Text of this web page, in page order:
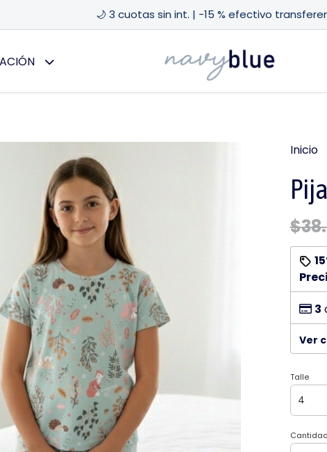
🌙 3 cuotas sin int. | -15 % efectivo
Inicio
3
Ver
Talle
Cantidad